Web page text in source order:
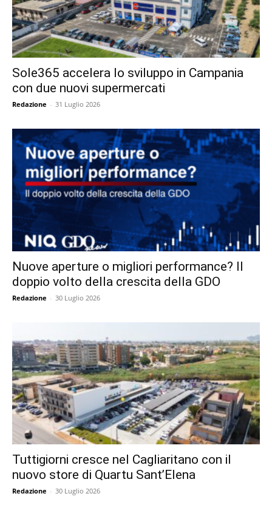
Sole365 accelera lo sviluppo in Campania
con due nuovi supermercati
Redazione - 31 Luglio 2026
Nuove aperture o migliori performance? Il
doppio volto della crescita della GDO
Redazione - 30 Luglio 2026
Tuttigiorni cresce nel Cagliaritano con il
nuovo store di Quartu Sant’Elena
Redazione - 30 Luglio 2026